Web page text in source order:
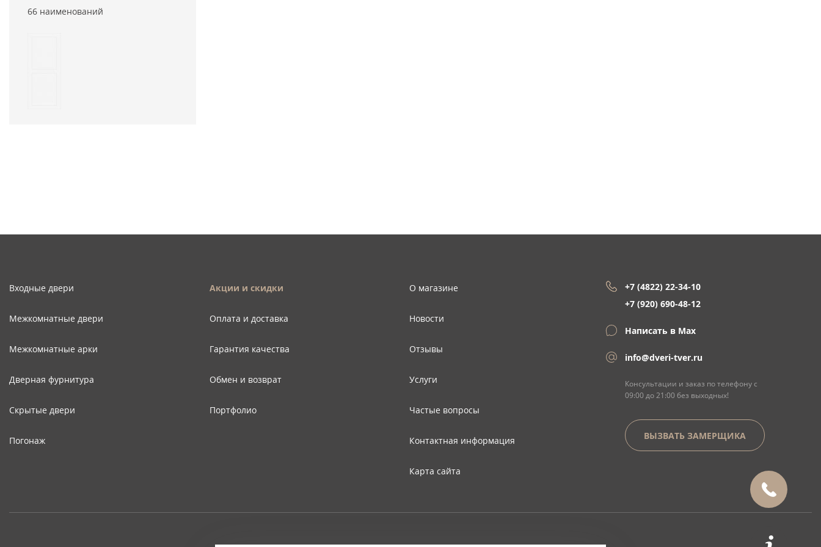
66 наименований
Входные двери
Межкомнатные двери
Межкомнатные арки
Дверная фурнитура
Скрытые двери
Погонаж
Акции и скидки
Оплата и доставка
Гарантия качества
Обмен и возврат
Портфолио
О магазине
Новости
Отзывы
Услуги
Частые вопросы
Контактная информация
Карта сайта
+7 (4822) 22-34-10
+7 (920) 690-48-12
Написать в Max
info@dveri-tver.ru
Консультации и заказ по телефону с
09:00 до 21:00 без выходных!
ВЫЗВАТЬ ЗАМЕРЩИКА